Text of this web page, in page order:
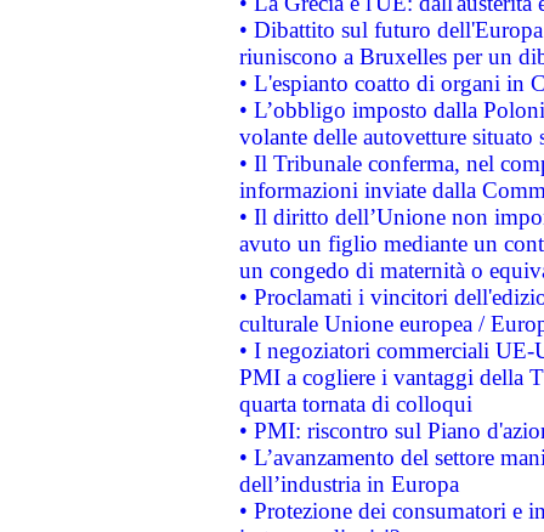
• Dibattito sul futuro
riuniscono a Bruxelles per un
• L'espianto coatto di organi in
• L’obbligo imposto dalla
volante delle autovetture
• Il Tribunale conferma, nel
informazioni inviate dalla
• Il diritto dell’Unione non
avuto un figlio mediante un
un congedo di maternità o
• Proclamati i vincitori
culturale Unione europea /
• I negoziatori commerciali UE-
PMI a cogliere i vantaggi della
quarta tornata di colloqui
• PMI: riscontro sul Piano
• L’avanzamento del settore
dell’industria in Europa
• Protezione dei consumatori e